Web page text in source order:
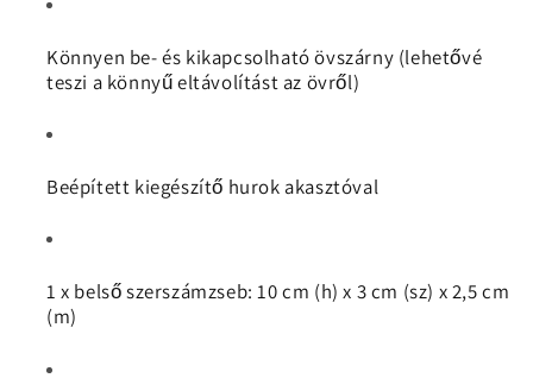
Könnyen be- és kikapcsolható övszárny (lehetővé
teszi a könnyű eltávolítást az övről)
Beépített kiegészítő hurok akasztóval
1 x belső szerszámzseb: 10 cm (h) x 3 cm (sz) x 2,5 cm
(m)